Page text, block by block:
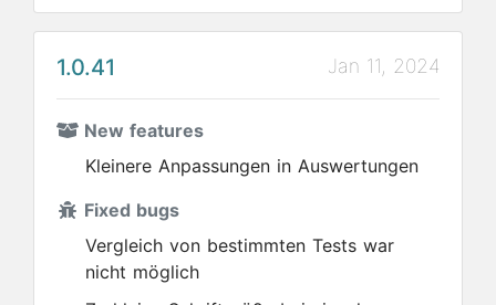
1.0.41 Jan 11, 2024
New features
Kleinere Anpassungen in Auswertungen
Fixed bugs
Vergleich von bestimmten Tests war
nicht möglich